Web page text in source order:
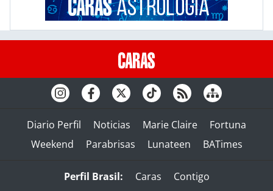
Diario Perfil Noticias Marie Claire
Fortuna
Weekend
Parabrisas Lunateen BATimes
Perfil Brasil: Caras
Contigo